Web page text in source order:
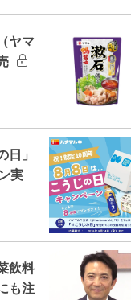
ヤマ
日」
実
飲料
も注